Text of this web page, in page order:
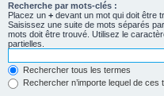
Recherche par mots-clés :
Placez un + devant un mot qui doit être
Saisissez une suite de mots séparés
mots doit être trouvé. Utilisez le
partielles.
Rechercher tous les termes
Rechercher n’importe lequel de ces